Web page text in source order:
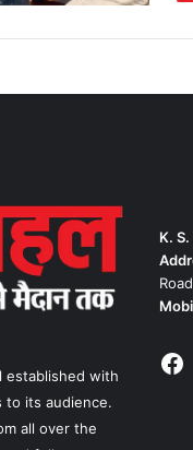
established with
to its audience.
all over the
K.